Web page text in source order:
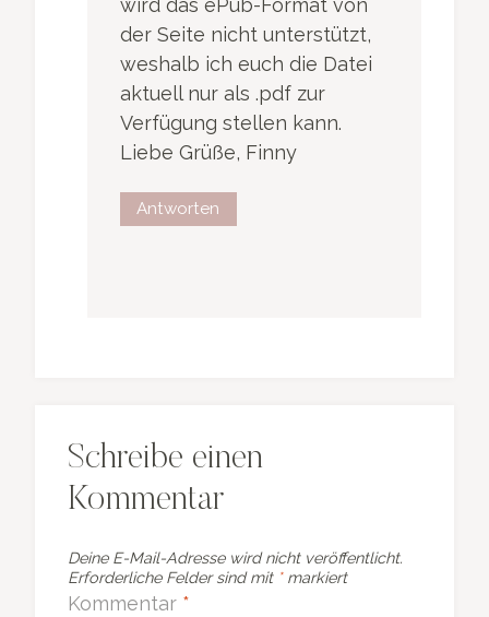
wird das ePub-Format von
der Seite nicht unterstützt,
weshalb ich euch die Datei
aktuell nur als .pdf zur
Verfügung stellen kann.
Liebe Grüße, Finny
Antworten
Schreibe einen
Kommentar
Deine E-Mail-Adresse wird nicht veröffentlicht.
Erforderliche Felder sind mit *markiert
Kommentar *